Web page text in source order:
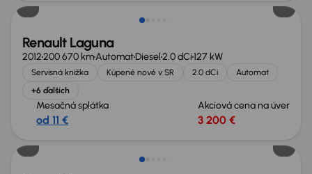
Renault Laguna
2012200 670 kmAutomatDiesel2.0 dCi127 kW
Servisná knižka Kúpené nové v SR 2.0 dCi
Automat
+6 ďalších
Mesačná splátka
od 11 €
Akciová cena na úver
3 200 €
Nové v ponuke